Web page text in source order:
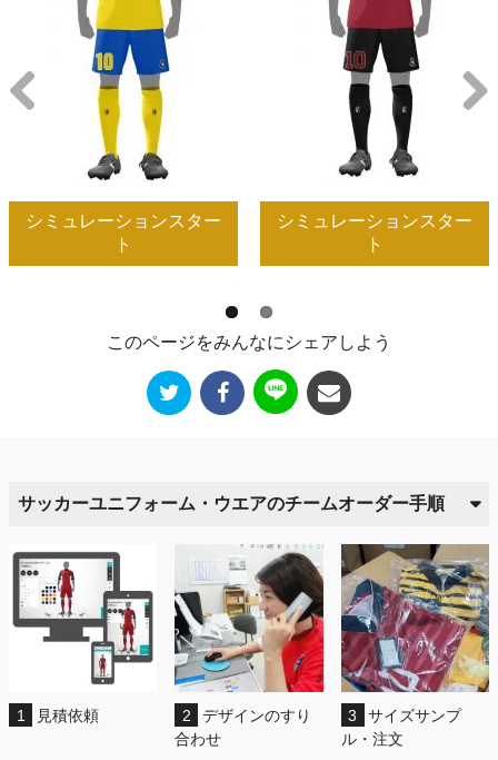
シミュレーションスター
ト
シミュレーションスター
ト
このページをみんなにシェアしよう
サッカーユニフォーム・ウエアのチームオーダー手順
1 見積依頼 2
デザインのすり
合わせ
3
サイズサンプ
ル・注文